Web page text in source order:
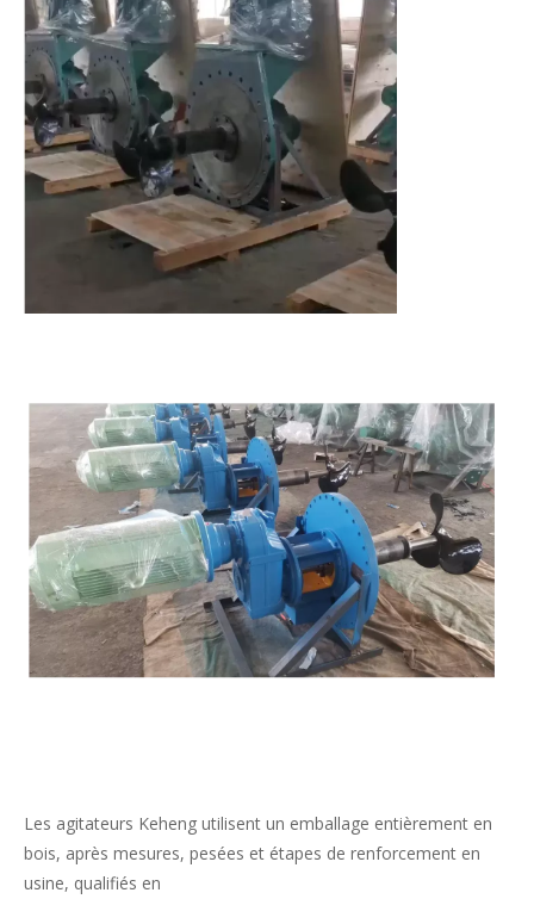
Les agitateurs Keheng utilisent un emballage entièrement en
bois, après mesures, pesées et étapes de renforcement en
usine, qualifiés en